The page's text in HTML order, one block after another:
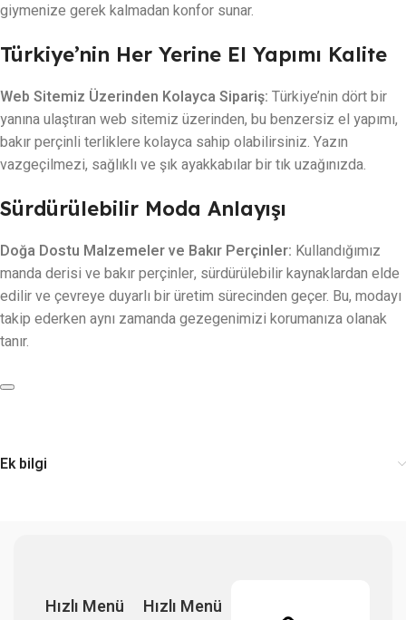
giymenize gerek kalmadan konfor sunar.
Türkiye’nin Her Yerine El Yapımı Kalite
Web Sitemiz Üzerinden Kolayca Sipariş: Türkiye’nin dört bir
yanına ulaştıran web sitemiz üzerinden, bu benzersiz el yapımı,
bakır perçinli terliklere kolayca sahip olabilirsiniz. Yazın
vazgeçilmezi, sağlıklı ve şık ayakkabılar bir tık uzağınızda.
Sürdürülebilir Moda Anlayışı
Doğa Dostu Malzemeler ve Bakır Perçinler: Kullandığımız
manda derisi ve bakır perçinler, sürdürülebilir kaynaklardan elde
edilir ve çevreye duyarlı bir üretim sürecinden geçer. Bu, modayı
takip ederken aynı zamanda gezegenimizi korumanıza olanak
tanır.
Ek bilgi
Hızlı Menü Hızlı Menü